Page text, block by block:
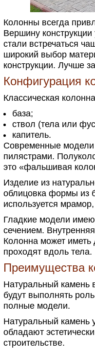
Колонны всегда
Вершину
стали встречаться
широкий выбор
конструкции. Лучше
Конфигурация
Классическая
база;
ствол (тела или
капитель.
Современные
пилястрами.
это «фальшивая
Изделие из
облицовка формы из
используется
Гладкие модели
сечением.
Колонна может
проходят вдоль тела.
Преимущества
Натуральный камень
будут выполнять
полные модели.
Натуральный камень
обладают
строительстве.